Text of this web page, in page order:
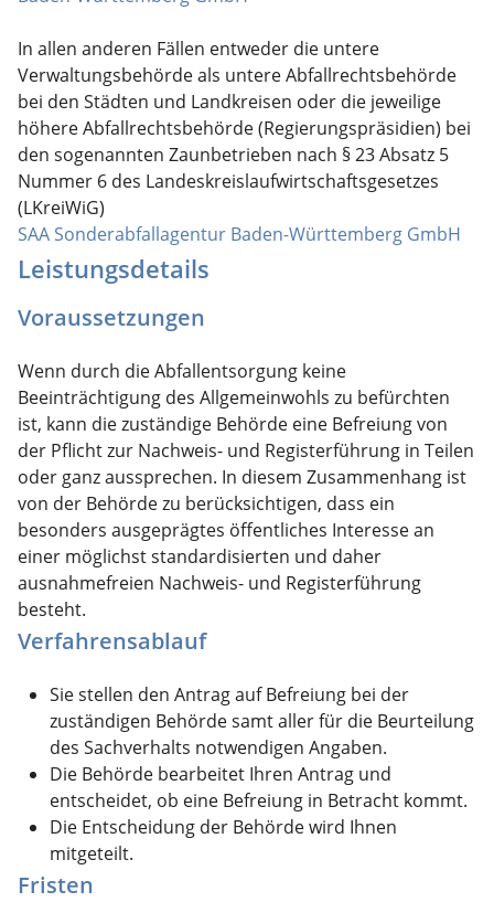
In allen anderen Fällen entweder die untere
Verwaltungsbehörde als untere Abfallrechtsbehörde
bei den Städten und Landkreisen oder die jeweilige
höhere Abfallrechtsbehörde (Regierungspräsidien) bei
den sogenannten Zaunbetrieben nach § 23 Absatz 5
Nummer 6 des Landeskreislaufwirtschaftsgesetzes
(LKreiWiG)
SAA Sonderabfallagentur Baden-Württemberg GmbH
Leistungsdetails
Voraussetzungen
Wenn durch die Abfallentsorgung keine
Beeinträchtigung des Allgemeinwohls zu befürchten
ist, kann die zuständige Behörde eine Befreiung von
der Pflicht zur Nachweis- und Registerführung in Teilen
oder ganz aussprechen. In diesem Zusammenhang ist
von der Behörde zu berücksichtigen, dass ein
besonders ausgeprägtes öffentliches Interesse an
einer möglichst standardisierten und daher
ausnahmefreien Nachweis- und Registerführung
besteht.
Verfahrensablauf
Sie stellen den Antrag auf Befreiung bei der
zuständigen Behörde samt aller für die Beurteilung
des Sachverhalts notwendigen Angaben.
Die Behörde bearbeitet Ihren Antrag und
entscheidet, ob eine Befreiung in Betracht kommt.
Die Entscheidung der Behörde wird Ihnen
mitgeteilt.
Fristen